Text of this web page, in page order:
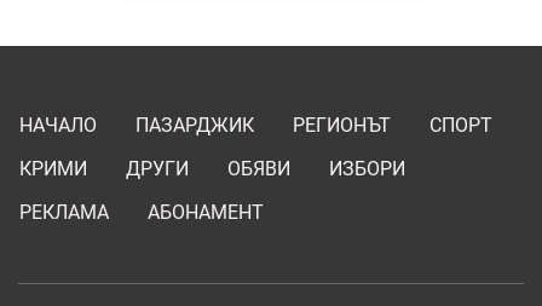
НАЧАЛО ПАЗАРДЖИК РЕГИОНЪТ
СПОРТ
КРИМИ
ДРУГИ ОБЯВИ
ИЗБОРИ
РЕКЛАМА
АБОНАМЕНТ